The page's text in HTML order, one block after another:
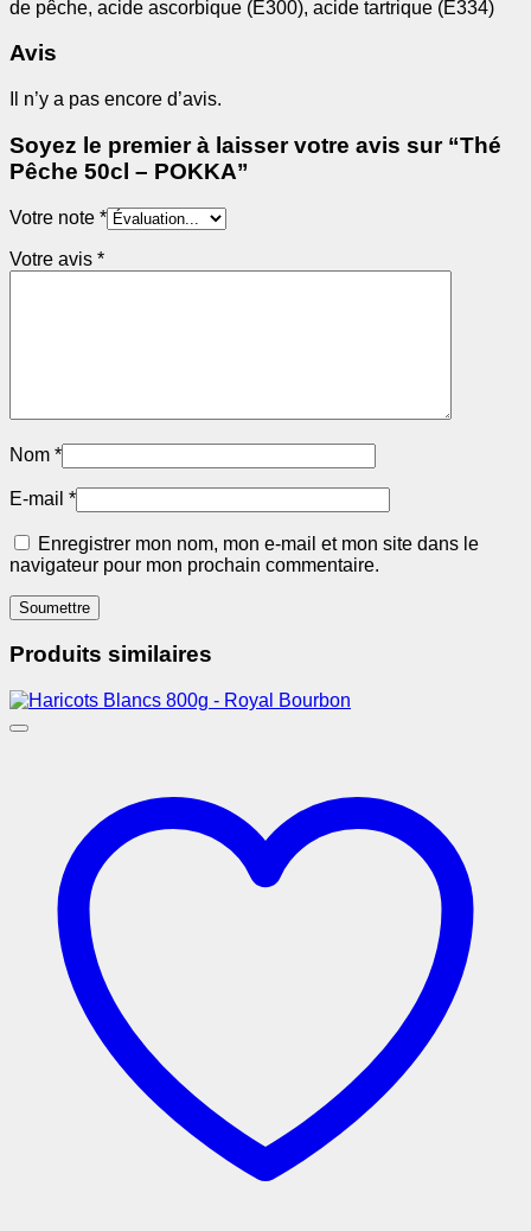
de pêche, acide ascorbique (E300), acide tartrique (E334)
Avis
Il n’y a pas encore d’avis.
Soyez le premier à laisser votre avis sur “Thé
Pêche 50cl – POKKA”
Votre note *
Votre avis *
Nom *
E-mail *
Enregistrer mon nom, mon e-mail et mon site dans le
navigateur pour mon prochain commentaire.
Produits similaires